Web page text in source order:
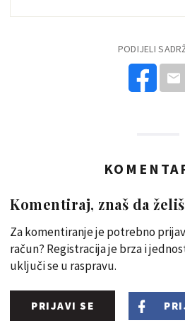
PODIJELI
Komentiraj, znaš da
Za komentiranje je potrebno
račun? Registracija je brza i
uključi se u raspravu.
PRIJAVI SE